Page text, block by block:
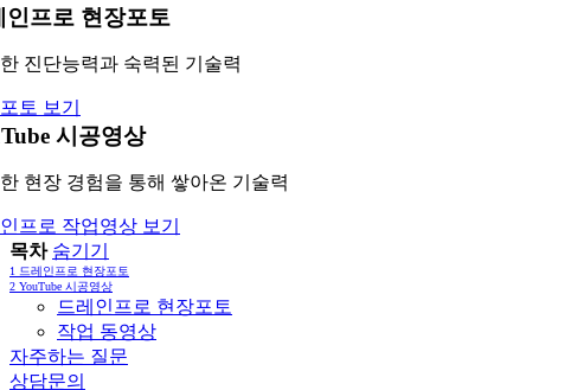
인프로 현장포토
진단능력과 숙력된 기술력
토 보기
시공영상
현장 경험을 통해 쌓아온 기술력
프로 작업영상 보기
목차 숨기기
1 드레인프로 현장포토
2 YouTube 시공영상
드레인프로 현장포토
작업 동영상
자주하는 질문
상담문의